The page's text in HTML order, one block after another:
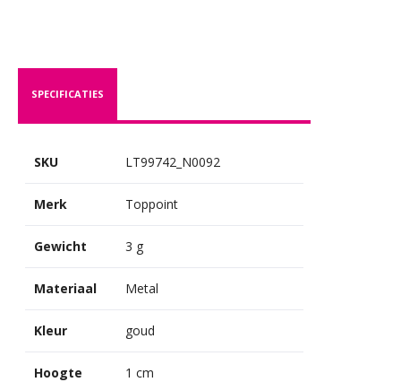
SPECIFICATIES
SKU LT99742_N0092
Merk Toppoint
Gewicht 3 g
Materiaal Metal
Kleur goud
Hoogte 1 cm